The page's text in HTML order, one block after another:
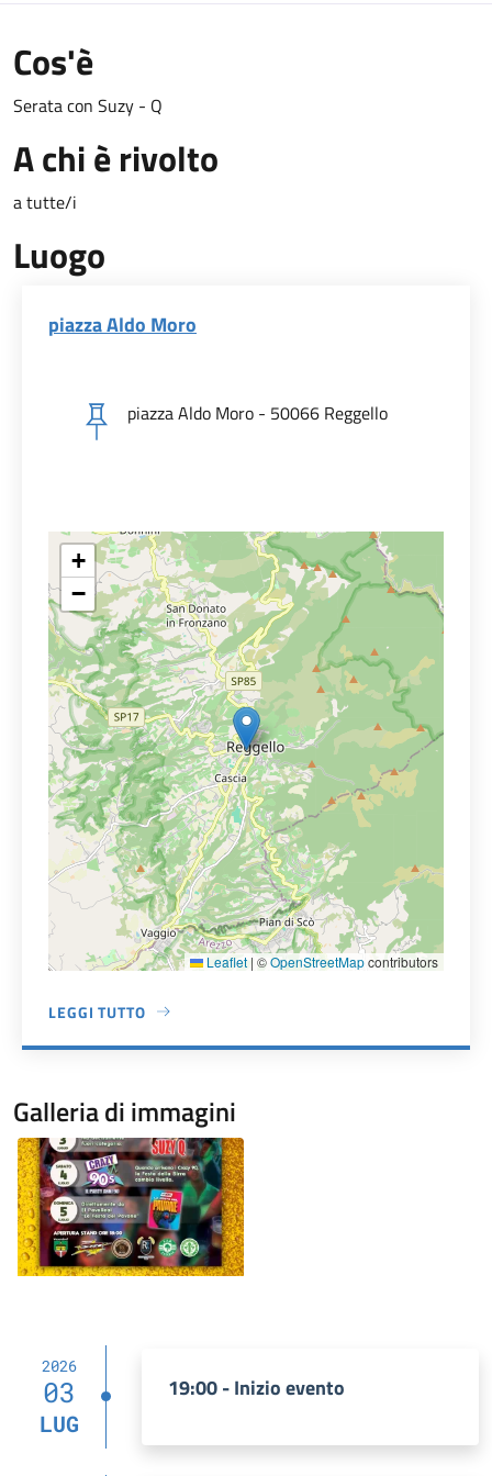
Cos'è
Serata con Suzy - Q
A chi è rivolto
a tutte/i
Luogo
piazza Aldo Moro
piazza Aldo Moro - 50066 Reggello
+
−
Leaflet | ©OpenStreetMapcontributors
LEGGI TUTTO
A PROPOSITO DI PIAZZA ALDO MORO
Galleria di immagini
Image
2026
03
LUG
19:00 - Inizio evento